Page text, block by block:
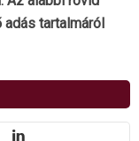
tartalmáról